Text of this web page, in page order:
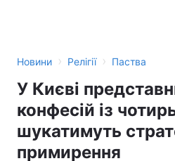
Новини › Релігії › Паства
У Києві
конфесій із
шукатимуть
примирення